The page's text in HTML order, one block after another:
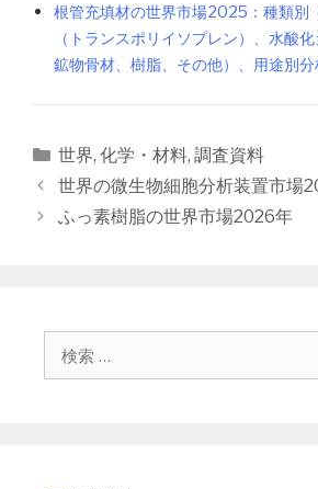
根管充填材の世界市場2025：種類別
（トランスポリイソプレン）、水酸
鉱物骨材、樹脂、その他）、用途別分
カ
テ
リ
世界, 化学・材料, 調査資料
投
稿
世界の微生物細胞分析装置市場
ふっ素樹脂の世界市場2026年